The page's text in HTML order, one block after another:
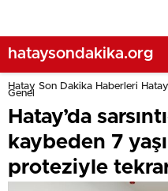
hataysondakika.org
Hatay Son Dakika Haberleri
Genel
Hatay’da
kaybeden 7
proteziyle